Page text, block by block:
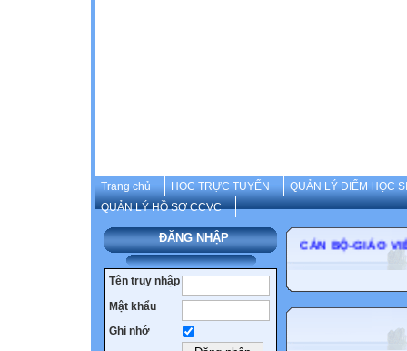
Trang chủ HOC TRỰC TUYẾN
QUẢN LÝ ĐIỂM HỌC
QUẢN LÝ HỒ SƠ CCVC
ĐĂNG NHẬP
Tên truy nhập
Mật khẩu
Ghi nhớ
CÁN BỘ-